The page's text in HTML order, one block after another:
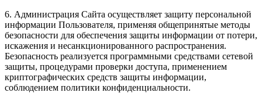
6. Администрация Сайта осуществляет защиту персональной
информации Пользователя, применяя общепринятые методы
безопасности для обеспечения защиты информации от потери,
искажения и несанкционированного распространения.
Безопасность реализуется программными средствами сетевой
защиты, процедурами проверки доступа, применением
криптографических средств защиты информации,
соблюдением политики конфиденциальности.